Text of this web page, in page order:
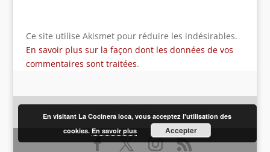
Ce site utilise Akismet pour réduire les indésirables.
En savoir plus sur la façon dont les données de vos
commentaires sont traitées.
Contact Droits d’auteur A propos
En visitant La Cocinera loca, vous acceptez l'utilisation des
cookies.En savoir plus Accepter